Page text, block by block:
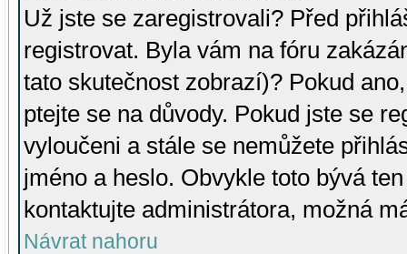
Už jste se zaregistrovali? Před
registrovat. Byla vám na fóru
tato skutečnost zobrazí)? Pokud
ptejte se na důvody. Pokud jste se
vyloučeni a stále se nemůžete
jméno a heslo. Obvykle toto bývá
kontaktujte administrátora, možná
Návrat nahoru